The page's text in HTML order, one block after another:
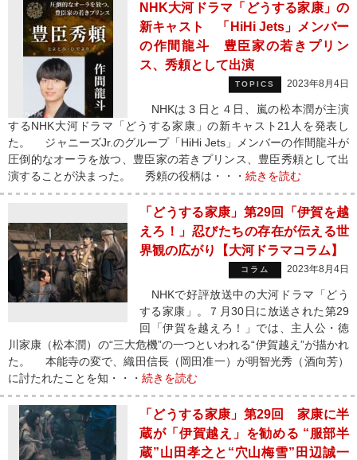
NHK大河ドラマ「どうする家康」の
新キャスト 「HiHi Jets」メンバー
の作間龍斗 豊臣家の若きプリン
ス、秀頼として出演
TOPICS 2023年8月4日
NHKは３日と４日、嵐の松本潤が主演
するNHK大河ドラマ「どうする家康」の新キャスト21人を発表し
た。 ジャニーズJr.のグループ「HiHi Jets」メンバーの作間龍斗が
圧倒的なオーラを放つ、豊臣家の若きプリンス、豊臣秀頼として出
演することが決まった。 秀頼の役柄は・・・ 続きを読む
「どうする家康」第29回「伊賀を越
えろ！」忍びたちの存在が伝える世
界観の広がり【大河ドラマコラム】
コラム 2023年8月4日
NHKで好評放送中の大河ドラマ「どう
する家康」。７月30日に放送された第29
回「伊賀を越えろ！」では、主人公・徳
川家康（松本潤）の“三大危機”の一つといわれる“伊賀越え”が描かれ
た。 本能寺の変で、織田信長（岡田准一）が明智光秀（酒向芳）
に討たれたことを知・・・ 続きを読む
「どうする家康」第29回 家康に半
蔵が「伊賀越え」を勧める “服部半
蔵”山田孝之と“穴山梅雪”田辺誠一